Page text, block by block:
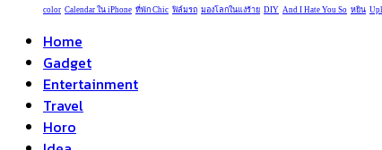
color Calendar ใน iPhone ที่พัก Chic ฟิล์มรถ มองโลกในแง่ร้าย DIY And I Hate You So หยิน
Home
Gadget
Entertainment
Travel
Horo